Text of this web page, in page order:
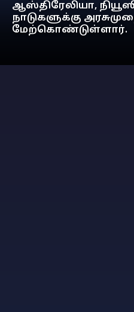
ஆஸ்திரேலியா,
நாடுகளுக்கு
மேற்கொண்டுள்ளார்.